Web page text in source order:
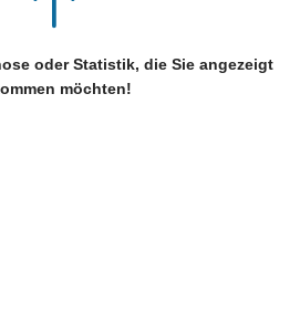
oder Statistik, die Sie angezeigt
möchten!